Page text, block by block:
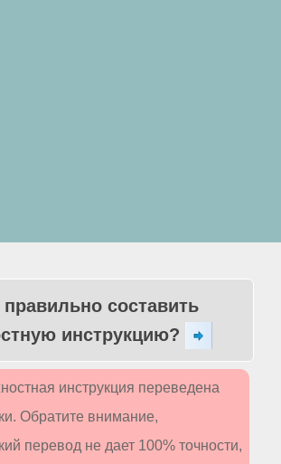
правильно составить
инструкцию?
инструкция переведена
Обратите внимание,
перевод не дает 100% точности,